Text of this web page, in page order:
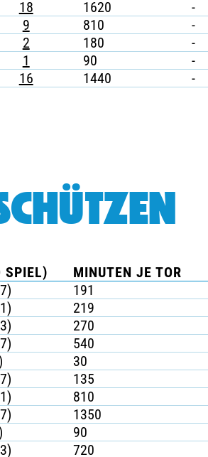
18 1620 -
9 810 -
2 180 -
1
90 -
16 1440 -
SPIEL) MINUTEN JE TOR
191
219
270
540
30
135
810
1350
90
720